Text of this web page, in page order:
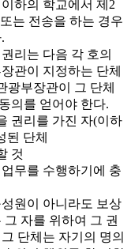
하의 학교에서 제2
는 전송을 하는 경우
리는 다음 각 호의
관이 지정하는 단체
광부장관이 그 단체
의를 얻어야 한다.
권리를 가진 자(이하
된 단체
것
무를 수행하기에 충
원이 아니라도 보상
자를 위하여 그 권
단체는 자기의 명의